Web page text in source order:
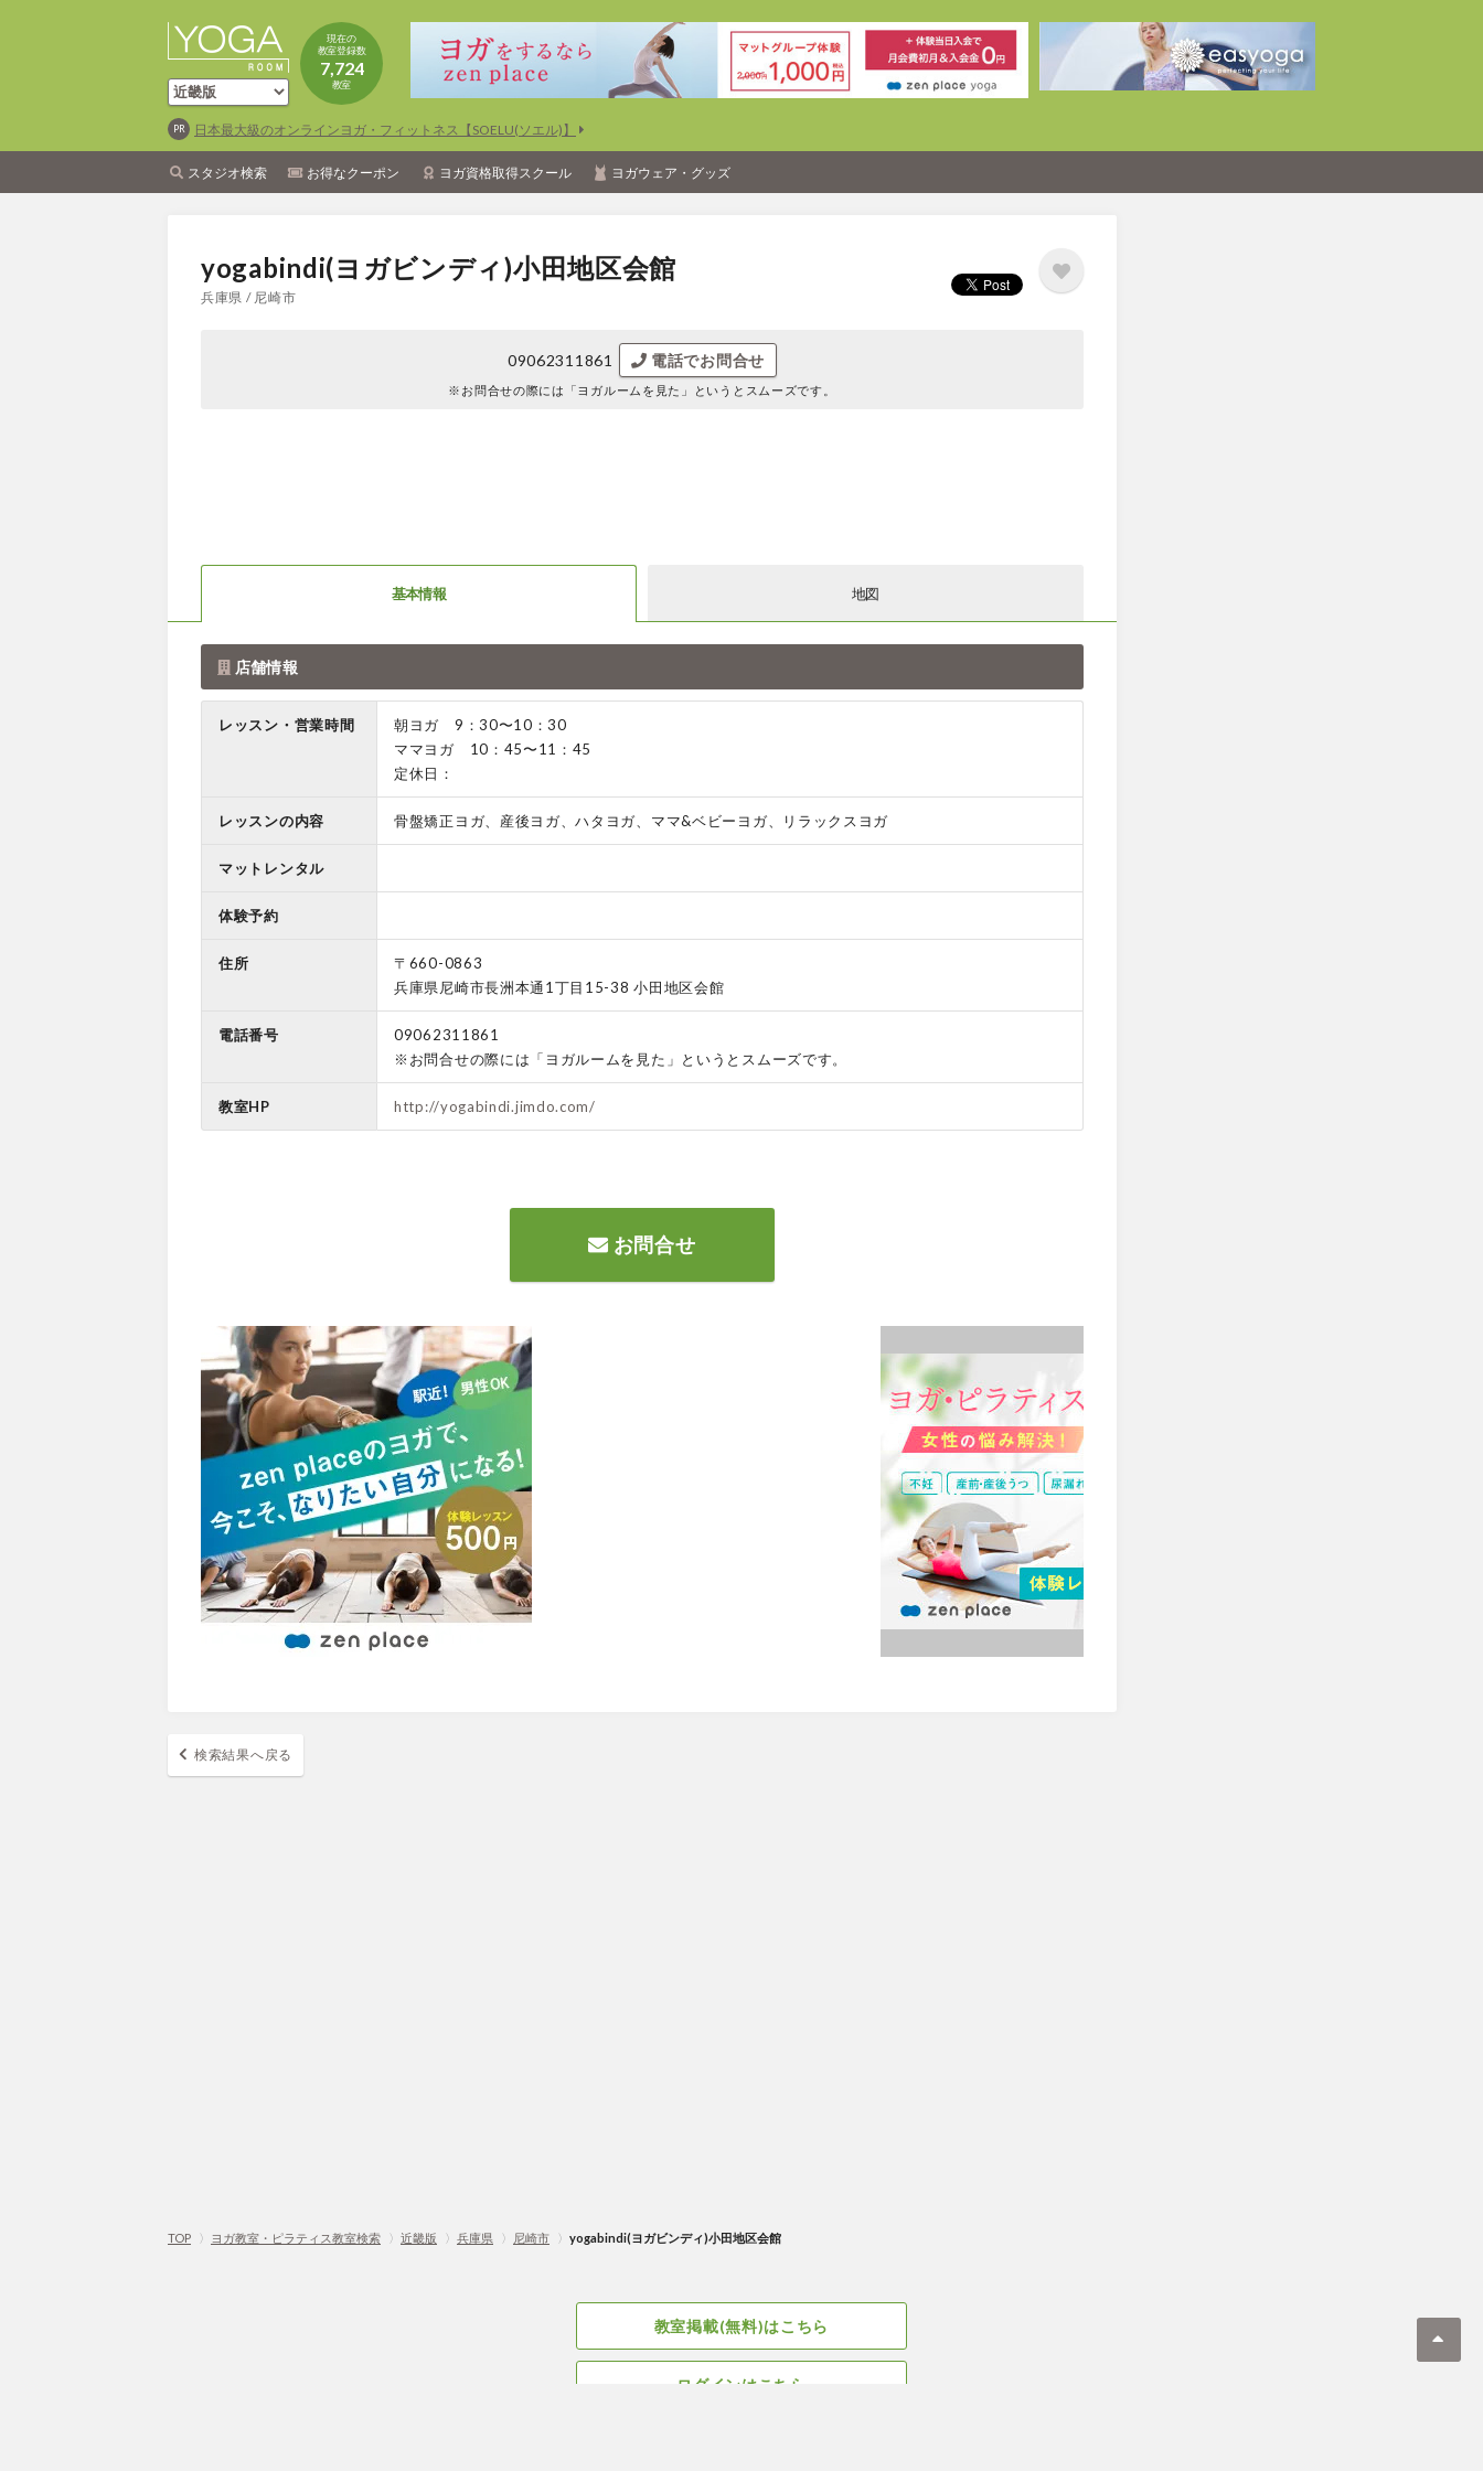
現在の
教室登録数
7,724
教室
日本最大級のオンラインヨガ・フィットネス【SOELU(ソエル)】
スタジオ検索 お得なクーポン ヨガ資格取得スクール ヨガウェア・グッズ
yogabindi(ヨガビンディ)小田地区会館
兵庫県 / 尼崎市
09062311861 電話でお問合せ
※お問合せの際には 「ヨガルームを見た」というとスムーズです。
基本情報 地図
店舗情報
レッスン・営業時間
朝ヨガ 9：30〜10：30
ママヨガ 10：45〜11：45
定休日：
レッスンの内容 骨盤矯正ヨガ、産後ヨガ、ハタヨガ、ママ&ベビーヨガ、リラックスヨガ
マットレンタル
体験予約
住所
〒660-0863
兵庫県尼崎市長洲本通1丁目15-38 小田地区会館
電話番号
09062311861
※お問合せの際には「ヨガルームを見た」というとスムーズです。
教室HP http://yogabindi.jimdo.com/
お問合せ
検索結果へ戻る
TOP 〉 ヨガ教室・ピラティス教室検索 〉 近畿版 〉 兵庫県 〉 尼崎市 〉 yogabindi(ヨガビンディ)小田地区会館
教室掲載(無料)はこちら
ログインはこちら